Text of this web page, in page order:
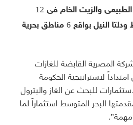
جديدة للبحث عن الغاز الطبيعى والزيت الخام فى 12
منطقة بالبحر المتوسط ودلتا النيل بواقع 6 مناطق بحرية
المصرية القابضة للغازات
لاستراتيجية الحكومة
للبحث عن الغاز والبترول
البحر المتوسط استثماراً لما